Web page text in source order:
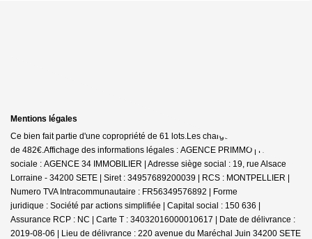
Mentions légales
Ce bien fait partie d'une copropriété de 61 lots.Les charges annuelles sont
de 482€.Affichage des informations légales : AGENCE PRIMMO | Raison
sociale : AGENCE 34 IMMOBILIER | Adresse siège social : 19, rue Alsace
Lorraine - 34200 SETE | Siret : 34957689200039 | RCS : MONTPELLIER |
Numero TVA Intracommunautaire : FR56349576892 | Forme
juridique : Société par actions simplifiée | Capital social : 150 636 |
Assurance RCP : NC | Carte T : 34032016000010617 | Date de délivrance :
2019-08-06 | Lieu de délivrance : 220 avenue du Maréchal Juin 34200 SETE